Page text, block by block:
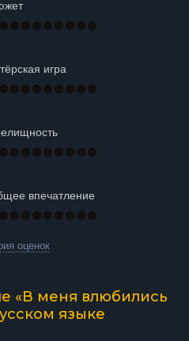
игра
впечатление
оценок
«В меня влюбились
языке